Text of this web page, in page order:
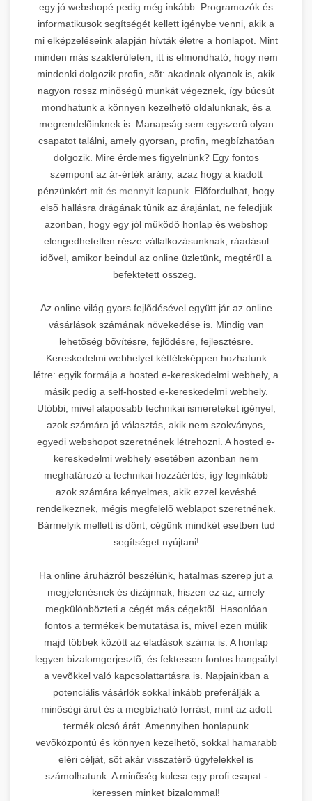
egy jó webshopé pedig még inkább. Programozók és
informatikusok segítségét kellett igénybe venni, akik a
mi elképzeléseink alapján hívták életre a honlapot. Mint
minden más szakterületen, itt is elmondható, hogy nem
mindenki dolgozik profin, sõt: akadnak olyanok is, akik
nagyon rossz minõségû munkát végeznek, így búcsút
mondhatunk a könnyen kezelhetõ oldalunknak, és a
megrendelõinknek is. Manapság sem egyszerû olyan
csapatot találni, amely gyorsan, profin, megbízhatóan
dolgozik. Mire érdemes figyelnünk? Egy fontos
szempont az ár-érték arány, azaz hogy a kiadott
pénzünkért mit és mennyit kapunk. Elõfordulhat, hogy
elsõ hallásra drágának tûnik az árajánlat, ne feledjük
azonban, hogy egy jól mûködõ honlap és webshop
elengedhetetlen része vállalkozásunknak, ráadásul
idõvel, amikor beindul az online üzletünk, megtérül a
befektetett összeg.
Az online világ gyors fejlõdésével együtt jár az online
vásárlások számának növekedése is. Mindig van
lehetõség bõvítésre, fejlõdésre, fejlesztésre.
Kereskedelmi webhelyet kétféleképpen hozhatunk
létre: egyik formája a hosted e-kereskedelmi webhely, a
másik pedig a self-hosted e-kereskedelmi webhely.
Utóbbi, mivel alaposabb technikai ismereteket igényel,
azok számára jó választás, akik nem szokványos,
egyedi webshopot szeretnének létrehozni. A hosted e-
kereskedelmi webhely esetében azonban nem
meghatározó a technikai hozzáértés, így leginkább
azok számára kényelmes, akik ezzel kevésbé
rendelkeznek, mégis megfelelõ weblapot szeretnének.
Bármelyik mellett is dönt, cégünk mindkét esetben tud
segítséget nyújtani!
Ha online áruházról beszélünk, hatalmas szerep jut a
megjelenésnek és dizájnnak, hiszen ez az, amely
megkülönbözteti a cégét más cégektõl. Hasonlóan
fontos a termékek bemutatása is, mivel ezen múlik
majd többek között az eladások száma is. A honlap
legyen bizalomgerjesztõ, és fektessen fontos hangsúlyt
a vevõkkel való kapcsolattartásra is. Napjainkban a
potenciális vásárlók sokkal inkább preferálják a
minõségi árut és a megbízható forrást, mint az adott
termék olcsó árát. Amennyiben honlapunk
vevõközpontú és könnyen kezelhetõ, sokkal hamarabb
eléri célját, sõt akár visszatérõ ügyfelekkel is
számolhatunk. A minõség kulcsa egy profi csapat -
keressen minket bizalommal!